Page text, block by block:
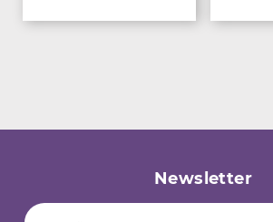
Newsletter